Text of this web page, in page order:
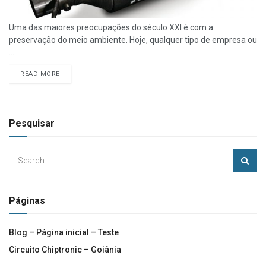
Uma das maiores preocupações do século XXI é com a
preservação do meio ambiente. Hoje, qualquer tipo de empresa ou
READ MORE
Pesquisar
Páginas
Blog – Página inicial – Teste
Circuito Chiptronic – Goiânia